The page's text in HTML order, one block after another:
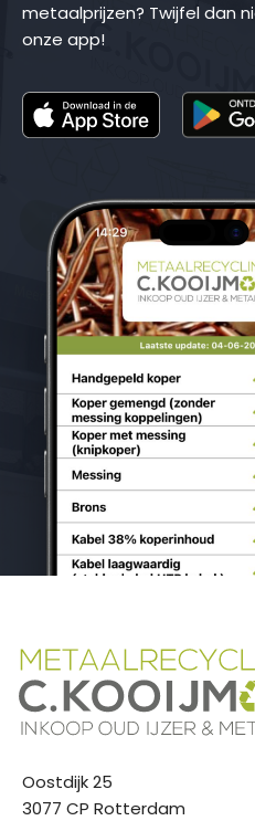
metaalprijzen? Twijfel dan
onze app!
Oostdijk 25
3077 CP Rotterdam